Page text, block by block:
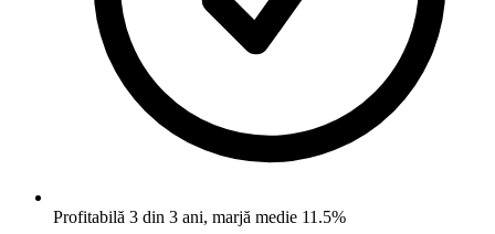
Profitabilă 3 din 3 ani, marjă medie 11.5%